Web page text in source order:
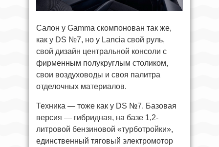
Салон у Gamma скомпонован так же,
как у DS №7, но у Lancia свой руль,
свой дизайн центральной консоли с
фирменным полукруглым столиком,
свои воздуховоды и своя палитра
отделочных материалов.
Техника — тоже как у DS №7. Базовая
версия — гибридная, на базе 1,2-
литровой бензиновой «турботройки»,
единственный тяговый электромотор